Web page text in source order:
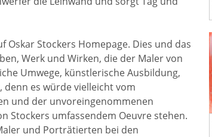
Oskar Stockers Homepage. Dies und das
Werk und Wirken, die der Maler von
Umwege, künstlerische Ausbildung,
denn es würde vielleicht vom
und der unvoreingenommenen
Stockers umfassendem Oeuvre stehen.
und Porträtierten bei den